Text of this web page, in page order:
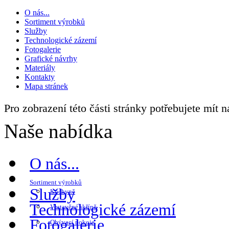
O nás...
Sortiment výrobků
Služby
Technologické zázemí
Fotogalerie
Grafické návrhy
Materiály
Kontakty
Mapa stránek
Pro zobrazení této části stránky potřebujete mít
Naše nabídka
O nás...
Sortiment výrobků
Kuchyně
Vestavěné skříně
Obývací pokoje
Služby
Technologické zázemí
Fotogalerie